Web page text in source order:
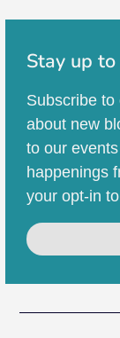
Stay up
Subscribe
about new
to our
happenings
your opt-in